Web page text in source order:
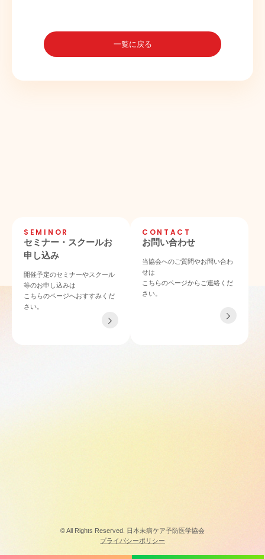
一覧に戻る
SEMINOR
セミナー・スクールお
申し込み
開催予定のセミナーやスクール
等のお申し込みは
こちらのページへおすすみくだ
さい。
CONTACT
お問い合わせ
当協会へのご質問やお問い合わ
せは
こちらのページからご連絡くだ
さい。
〒532-0011 大阪府大阪市淀川区西中島4-3-21 NLCセントラルビル901
© All Rights Reserved. 日本未病ケア予防医学協会
プライバシーポリシー